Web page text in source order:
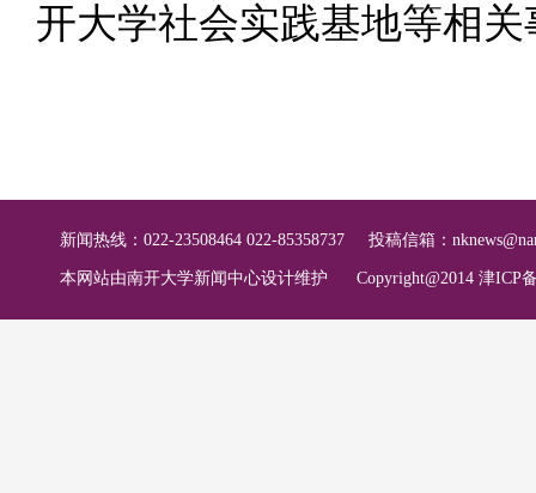
开大学社会实践基地等相
新闻热线：022-23508464 022-85358737 投稿信箱：
本网站由南开大学新闻中心设计维护 Copyright@2014 津ICP